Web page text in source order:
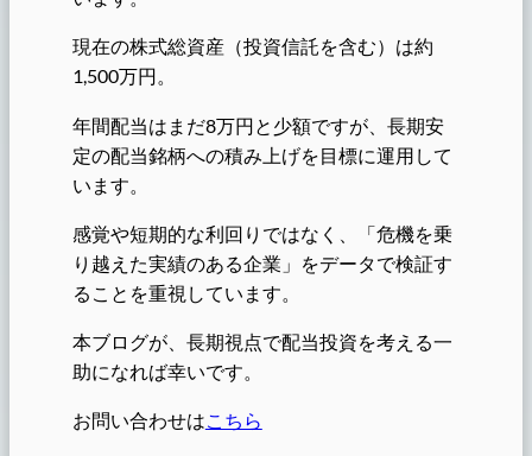
現在の株式総資産（投資信託を含む）は約
1,500万円。
年間配当はまだ8万円と少額ですが、長期安
定の配当銘柄への積み上げを目標に運用して
います。
感覚や短期的な利回りではなく、「危機を乗
り越えた実績のある企業」をデータで検証す
ることを重視しています。
本ブログが、長期視点で配当投資を考える一
助になれば幸いです。
お問い合わせはこちら